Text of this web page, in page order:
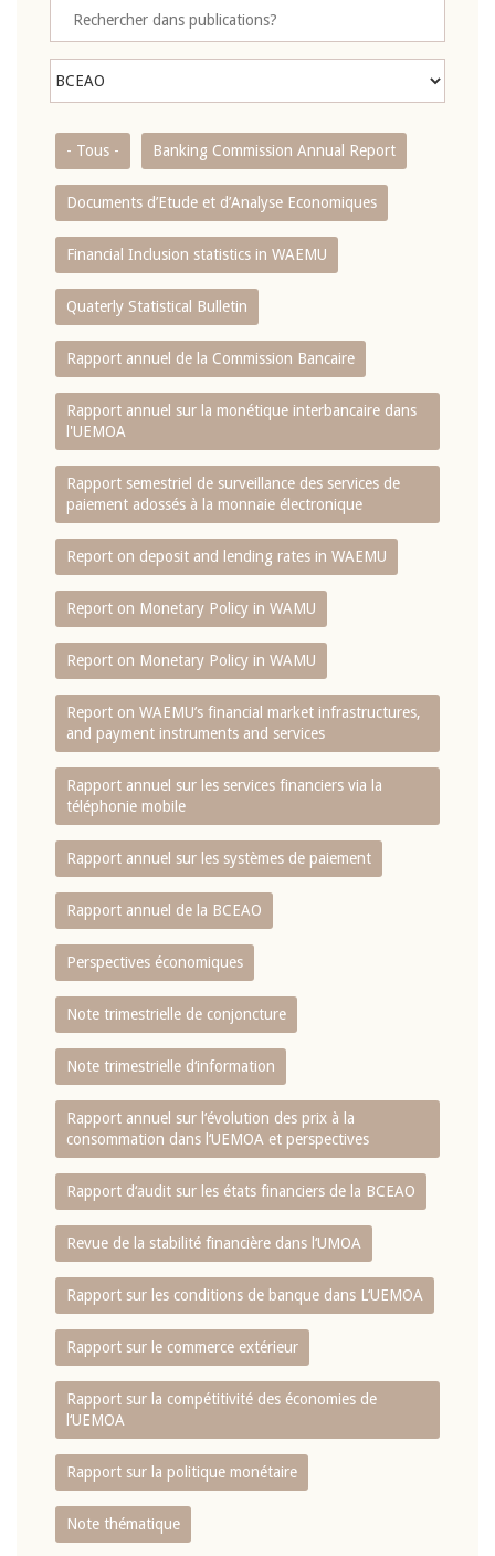
- Tous - Banking Commission Annual Report
Documents d’Etude et d’Analyse Economiques
Financial Inclusion statistics in WAEMU
Quaterly Statistical Bulletin
Rapport annuel de la Commission Bancaire
Rapport annuel sur la monétique interbancaire dans
l'UEMOA
Rapport semestriel de surveillance des services de
paiement adossés à la monnaie électronique
Report on deposit and lending rates in WAEMU
Report on Monetary Policy in WAMU
Report on Monetary Policy in WAMU
Report on WAEMU’s financial market infrastructures,
and payment instruments and services
Rapport annuel sur les services financiers via la
téléphonie mobile
Rapport annuel sur les systèmes de paiement
Rapport annuel de la BCEAO
Perspectives économiques
Note trimestrielle de conjoncture
Note trimestrielle d‘information
Rapport annuel sur l‘évolution des prix à la
consommation dans l‘UEMOA et perspectives
Rapport d‘audit sur les états financiers de la BCEAO
Revue de la stabilité financière dans l‘UMOA
Rapport sur les conditions de banque dans L‘UEMOA
Rapport sur le commerce extérieur
Rapport sur la compétitivité des économies de
l‘UEMOA
Rapport sur la politique monétaire
Note thématique